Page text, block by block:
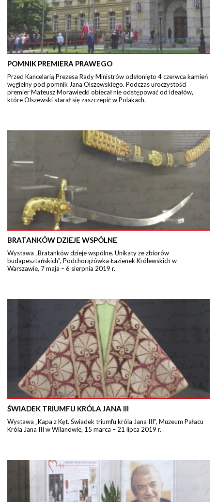
POMNIK PREMIERA PRAWEGO
Przed Kancelarią Prezesa Rady Ministrów odsłonięto 4 czerwca kamień
węgielny pod pomnik Jana Olszewskiego. Podczas uroczystości
premier Mateusz Morawiecki obiecał nie odstępować od ideałów,
które Olszewski starał się zaszczepić w Polakach.
BRATANKÓW DZIEJE WSPÓLNE
Wystawa „Bratanków dzieje wspólne. Unikaty ze zbiorów
budapesztańskich", Podchorążówka Łazienek Królewskich w
Warszawie, 7 maja – 6 sierpnia 2019 r.
ŚWIADEK TRIUMFU KRÓLA JANA III
Wystawa „Kapa z Kęt. Świadek triumfu króla Jana III”, Muzeum Pałacu
Króla Jana III w Wilanowie, 15 marca – 21 lipca 2019 r.